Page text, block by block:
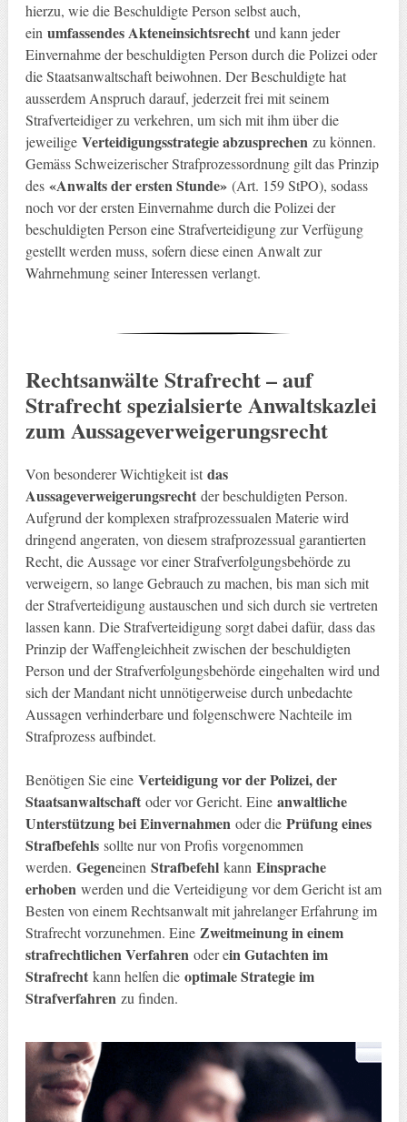
hierzu, wie die Beschuldigte Person selbst auch,
einumfassendes Akteneinsichtsrechtund kann jeder
Einvernahme der beschuldigten Person durch die Polizei oder
die Staatsanwaltschaft beiwohnen. Der Beschuldigte hat
ausserdem Anspruch darauf, jederzeit frei mit seinem
Strafverteidiger zu verkehren, um sich mit ihm über die
jeweiligeVerteidigungsstrategie abzusprechenzu können.
Gemäss Schweizerischer Strafprozessordnung gilt das Prinzip
des «Anwalts der ersten Stunde» (Art. 159 StPO), sodass
noch vor der ersten Einvernahme durch die Polizei der
beschuldigten Person eine Strafverteidigung zur Verfügung
gestellt werden muss, sofern diese einen Anwalt zur
Wahrnehmung seiner Interessen verlangt.
Rechtsanwälte Strafrecht – auf
Strafrecht spezialsierte Anwaltskazlei
zum Aussageverweigerungsrecht
Von besonderer Wichtigkeit ist das
Aussageverweigerungsrechtder beschuldigten Person.
Aufgrund der komplexen strafprozessualen Materie wird
dringend angeraten, von diesem strafprozessual garantierten
Recht, die Aussage vor einer Strafverfolgungsbehörde zu
verweigern, so lange Gebrauch zu machen, bis man sich mit
der Strafverteidigung austauschen und sich durch sie vertreten
lassen kann. Die Strafverteidigung sorgt dabei dafür, dass das
Prinzip der Waffengleichheit zwischen der beschuldigten
Person und der Strafverfolgungsbehörde eingehalten wird und
sich der Mandant nicht unnötigerweise durch unbedachte
Aussagen verhinderbare und folgenschwere Nachteile im
Strafprozess aufbindet.
Benötigen Sie eine Verteidigung vor der Polizei, der
Staatsanwaltschaftoder vor Gericht. Eine anwaltliche
Unterstützung bei Einvernahmen oder die Prüfung eines
Strafbefehlssollte nur von Profis vorgenommen
werden. Gegeneinen Strafbefehlkann Einsprache
erhoben werden und die Verteidigung vor dem Gericht ist am
Besten von einem Rechtsanwalt mit jahrelanger Erfahrung im
Strafrecht vorzunehmen. Eine Zweitmeinung in einem
strafrechtlichen Verfahren oder ein Gutachten im
Strafrechtkann helfen die optimale Strategie im
Strafverfahren zu finden.